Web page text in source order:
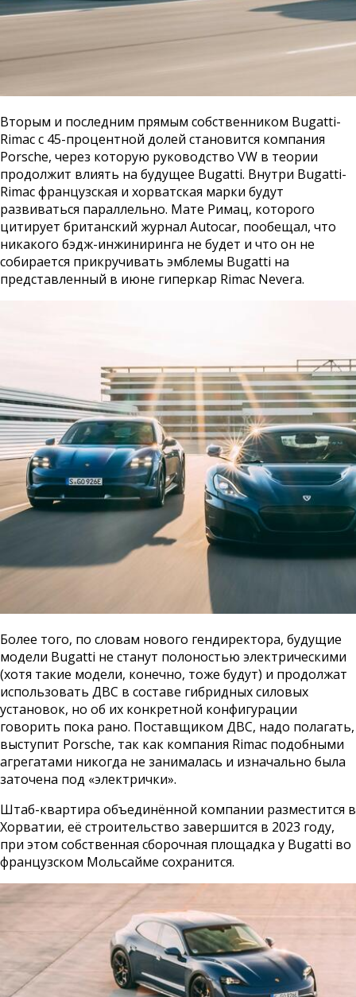
Вторым и последним прямым собственником Bugatti-
Rimac с 45-процентной долей становится компания
Porsche, через которую руководство VW в теории
продолжит влиять на будущее Bugatti. Внутри Bugatti-
Rimac французская и хорватская марки будут
развиваться параллельно. Мате Римац, которого
цитирует британский журнал Autocar, пообещал, что
никакого бэдж-инжиниринга не будет и что он не
собирается прикручивать эмблемы Bugatti на
представленный в июне гиперкар Rimac Nevera.
Более того, по словам нового гендиректора, будущие
модели Bugatti не станут полоностью электрическими
(хотя такие модели, конечно, тоже будут) и продолжат
использовать ДВС в составе гибридных силовых
установок, но об их конкретной конфигурации
говорить пока рано. Поставщиком ДВС, надо полагать,
выступит Porsche, так как компания Rimac подобными
агрегатами никогда не занималась и изначально была
заточена под «электрички».
Штаб-квартира объединённой компании разместится в
Хорватии, её строительство завершится в 2023 году,
при этом собственная сборочная площадка у Bugatti во
французском Мольсайме сохранится.